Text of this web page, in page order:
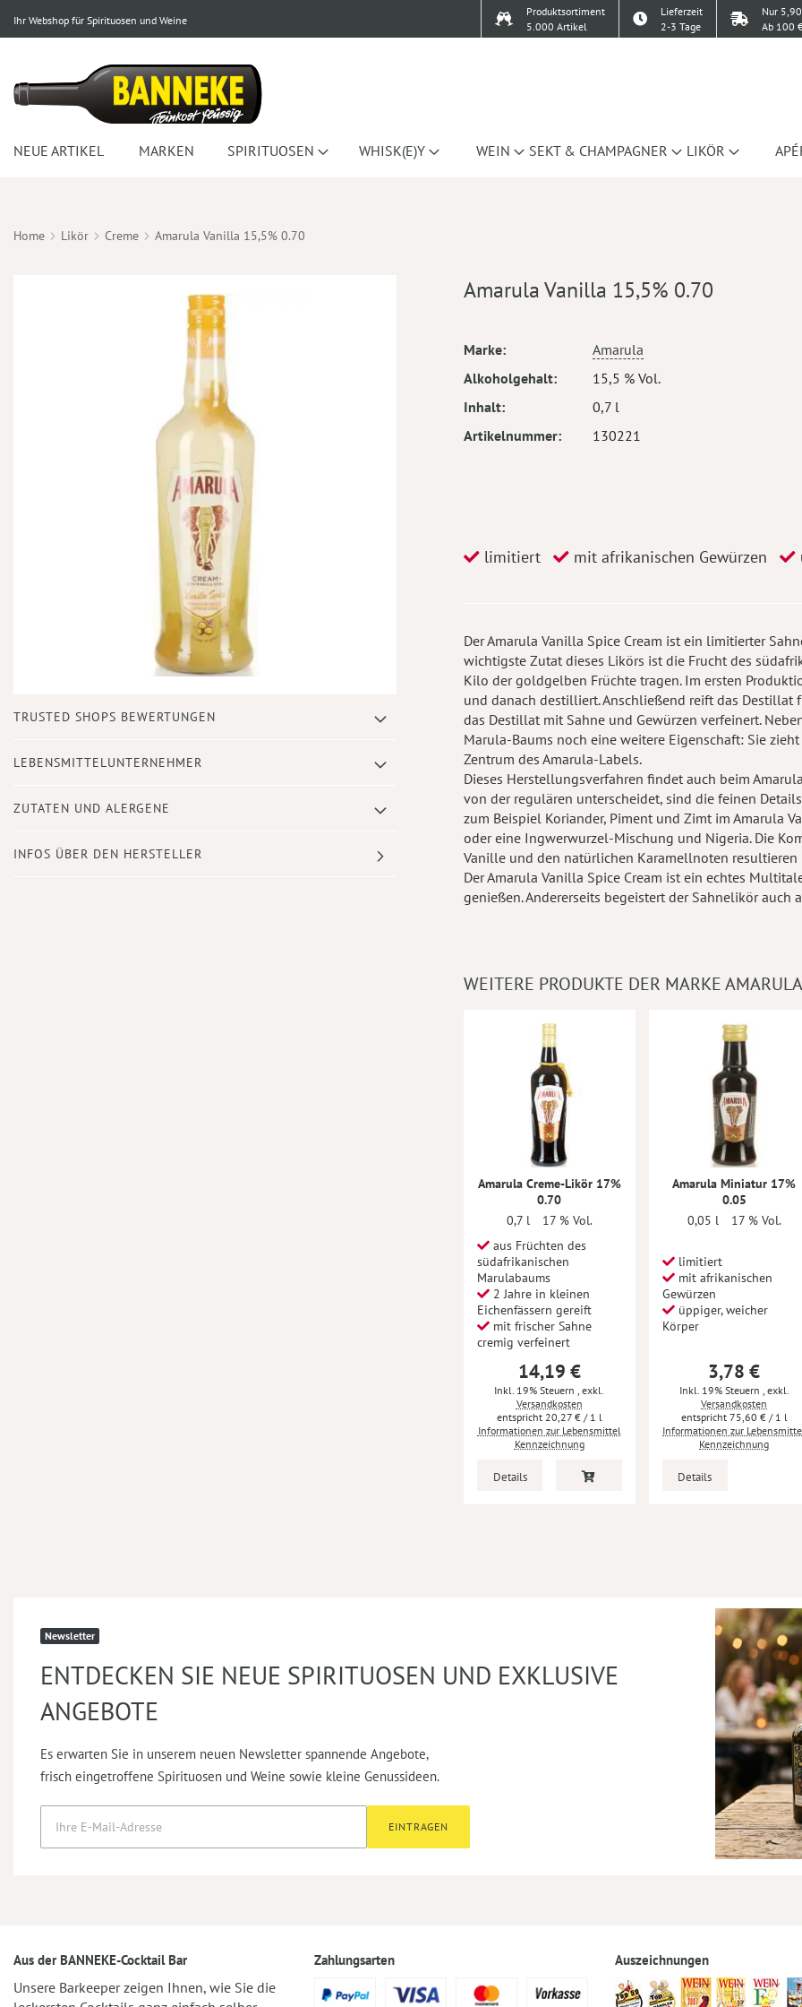
Ihr Webshop für Spirituosen und Weine
Produktsortiment
5.000 Artikel
Lieferzeit
2-3 Tage
Nur
Ab 100
NEUE ARTIKEL MARKEN SPIRITUOSEN WHISK(E)Y WEIN SEKT & CHAMPAGNER LIKÖR
Home Likör Creme Amarula Vanilla 15,5% 0.70
Anfang
Bildergalerie
TRUSTED SHOPS BEWERTUNGEN
LEBENSMITTELUNTERNEHMER
ZUTATEN UND ALERGENE
INFOS ÜBER DEN HERSTELLER
Amarula Vanilla 15,5% 0.70
Mehr
Marke
Amarula
Alkoholgehalt
15,5 % Vol.
Inhalt
0,7 l
Artikelnummer
130221
limitiert mit afrikanischen Gewürzen
Der Amarula Vanilla Spice Cream ist ein limitierter
wichtigste Zutat dieses Likörs ist die Frucht des
Kilo der goldgelben Früchte tragen. Im ersten
und danach destilliert. Anschließend reift das Destillat
das Destillat mit Sahne und Gewürzen verfeinert.
Marula-Baums noch eine weitere Eigenschaft: Sie
Zentrum des Amarula-Labels.
Dieses Herstellungsverfahren findet auch beim
von der regulären unterscheidet, sind die feinen
zum Beispiel Koriander, Piment und Zimt im Amarula
oder eine Ingwerwurzel-Mischung und Nigeria. Die
Vanille und den natürlichen Karamellnoten resultieren
Der Amarula Vanilla Spice Cream ist ein echtes
genießen. Andererseits begeistert der Sahnelikör auch
WEITERE PRODUKTE DER MARKE AMARULA
Amarula Creme-Likör 17%
0.70
0,7 l
17 % Vol.
aus Früchten des
südafrikanischen
Marulabaums
2 Jahre in kleinen
Eichenfässern gereift
mit frischer Sahne
cremig verfeinert
14,19 €
Inkl. 19% Steuern, exkl.
Versandkosten
20,27 €/ 1 l
Informationen zur Lebensmittel
Kennzeichnung
Details
Amarula Miniatur 17%
0.05
0,05 l
17 % Vol.
limitiert
mit afrikanischen
Gewürzen
üppiger, weicher
Körper
3,78 €
Inkl. 19% Steuern , exkl.
Versandkosten
75,60 €/ 1 l
Informationen zur
Kennzeichnung
Details
Newsletter
ENTDECKEN SIE NEUE SPIRITUOSEN UND EXKLUSIVE
ANGEBOTE
Es erwarten Sie in unserem neuen Newsletter spannende Angebote,
frisch eingetroffene Spirituosen und Weine sowie kleine Genussideen.
EINTRAGEN
Aus der BANNEKE-Cocktail Bar
Unsere Barkeeper zeigen Ihnen, wie Sie die
Zahlungsarten Auszeichnungen